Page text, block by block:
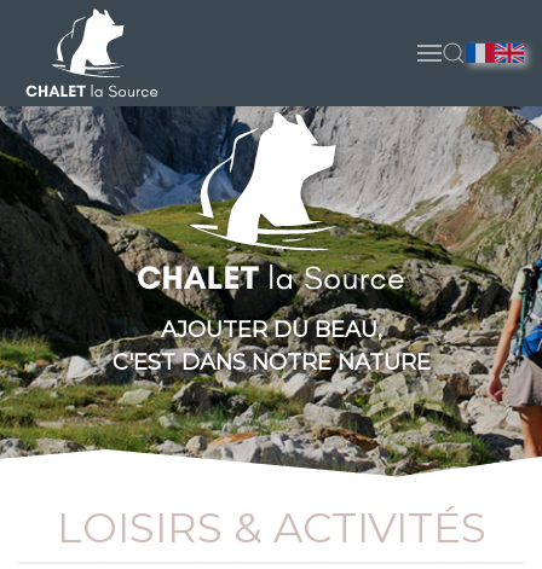
Accéder au contenu principal
AJOUTER DU BEAU,
C'EST DANS NOTRE NATURE
LOISIRS & ACTIVITÉS